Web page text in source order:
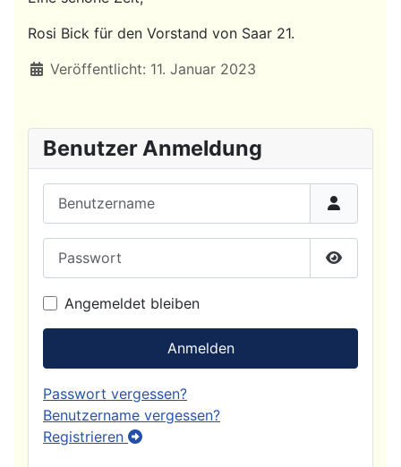
Rosi Bick für den Vorstand von Saar 21.
Details
Veröffentlicht: 11. Januar 2023
Benutzer Anmeldung
Passwort
Angemeldet bleiben
Anmelden
Passwort vergessen?
Benutzername vergessen?
Registrieren